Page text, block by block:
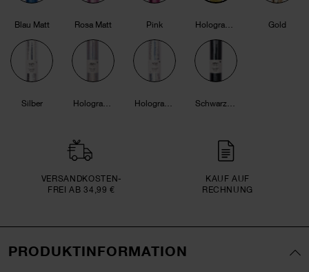
Blau Matt Rosa Matt Pink Gold
Silber Holographisch Holographisch Gepunktet
VERSAND­KOSTEN­
FREI AB 34,99 €
KAUF AUF
RECHNUNG
PRODUKTINFORMATION